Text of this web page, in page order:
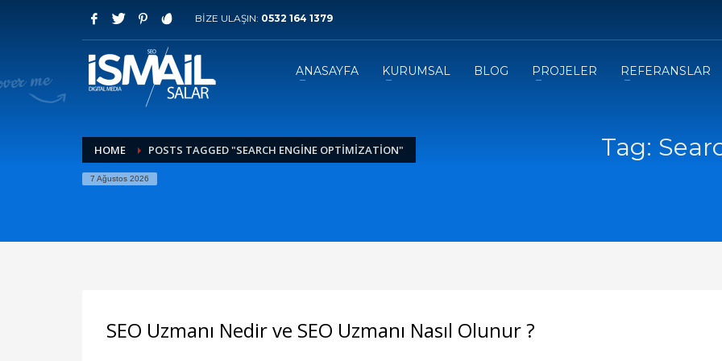
HOW TO SHOP
1 Login or create new account.
If you still have problems, please let us know, by sending an email to support@website.com . Thank you!
BİZE ULAŞIN: 0532 164 1379
ANASAYFA KURUMSAL BLOG PROJELER REFERANSLAR
HOME POSTS TAGGED "SEARCH ENGINE OPTIMIZATION"
7 Ağustos 2026
Tag:
SEO Uzmanı Nedir ve SEO Uzmanı Nasıl Olunur ?